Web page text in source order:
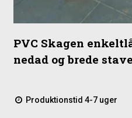
PVC Skagen
nedad og brede stave
Produktionstid 4-7 uger